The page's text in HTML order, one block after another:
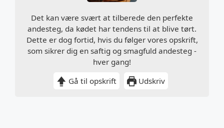
Det kan være svært at tilberede den perfekte
andesteg, da kødet har tendens til at blive tørt.
Dette er dog fortid, hvis du følger vores opskrift,
som sikrer dig en saftig og smagfuld andesteg -
hver gang!
Gå til opskrift
Udskriv